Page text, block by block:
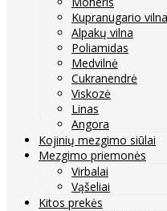
Kupranugario vilna
Alpakų vilna
Poliamidas
Medvilnė
Cukranendrė
Viskozė
Linas
Angora
Kojinių mezgimo siūlai
Mezgimo priemonės
Virbalai
Vąšeliai
Kitos prekės